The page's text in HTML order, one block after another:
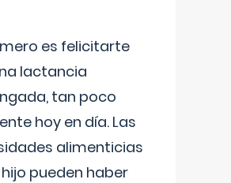
es felicitarte
lactancia
tan poco
hoy en día. Las
alimenticias
pueden haber